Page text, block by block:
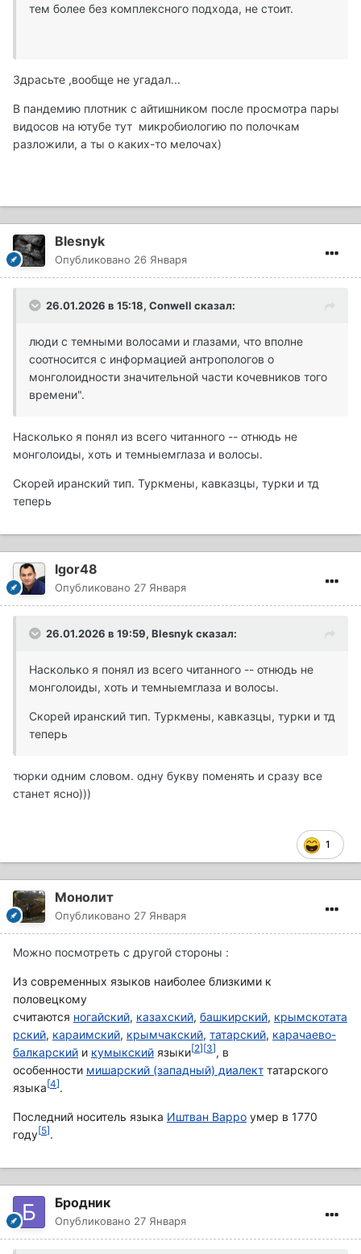
тем более без комплексного подхода, не стоит.
Здрасьте ,вообще не угадал...
В пандемию плотник с айтишником после просмотра пары
видосов на ютубе тут микробиологию по полочкам
разложили, а ты о каких-то мелочах)
Blesnyk
Опубликовано 26 Января
26.01.2026 в 15:18, Conwell сказал:
люди с темными волосами и глазами, что вполне
соотносится с информацией антропологов о
монголоидности значительной части кочевников того
времени".
Насколько я понял из всего читанного -- отнюдь не
монголоиды, хоть и темныемглаза и волосы.
Скорей иранский тип. Туркмены, кавказцы, турки и тд
теперь
Igor48
Опубликовано 27 Января
26.01.2026 в 19:59, Blesnyk сказал:
Насколько я понял из всего читанного -- отнюдь не
монголоиды, хоть и темныемглаза и волосы.
Скорей иранский тип. Туркмены, кавказцы, турки и тд
теперь
тюрки одним словом. одну букву поменять и сразу все
станет ясно)))
1
Монолит
Опубликовано 27 Января
Можно посмотреть с другой стороны :
Из современных языков наиболее близкими к
половецкому
считаются ногайский, казахский, башкирский, крымскотата
рский, караимский, крымчакский, татарский, карачаево-
балкарский и кумыкский языки[2][3], в
особенности мишарский (западный) диалект татарского
языка[4].
Последний носитель языка Иштван Варро умер в 1770
году[5].
Бродник
Опубликовано 27 Января